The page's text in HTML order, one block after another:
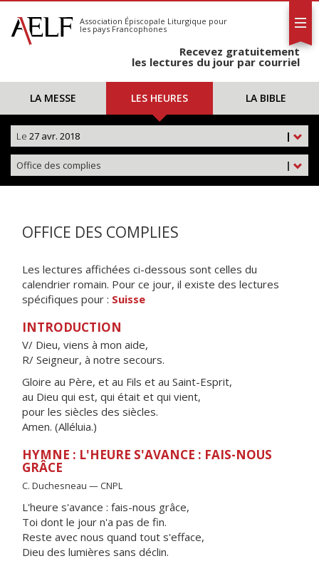
S'abonner
Calendrier
Association Épiscopale Liturgique pour
les pays Francophones
Recevez gratuitement
les lectures du jour par courriel
LA MESSE LES HEURES LA BIBLE
|
Le 27 avr. 2018
|
Office des complies
OFFICE DES COMPLIES
Les lectures affichées ci-dessous sont celles du
calendrier romain. Pour ce jour, il existe des lectures
spécifiques pour : Suisse
INTRODUCTION
V/ Dieu, viens à mon aide,
R/ Seigneur, à notre secours.
Gloire au Père, et au Fils et au Saint-Esprit,
au Dieu qui est, qui était et qui vient,
pour les siècles des siècles.
Amen. (Alléluia.)
HYMNE : L'HEURE S'AVANCE : FAIS-NOUS
GRÂCE
C. Duchesneau — CNPL
L'heure s'avance : fais-nous grâce,
Toi dont le jour n'a pas de fin.
Reste avec nous quand tout s'efface,
Dieu des lumières sans déclin.